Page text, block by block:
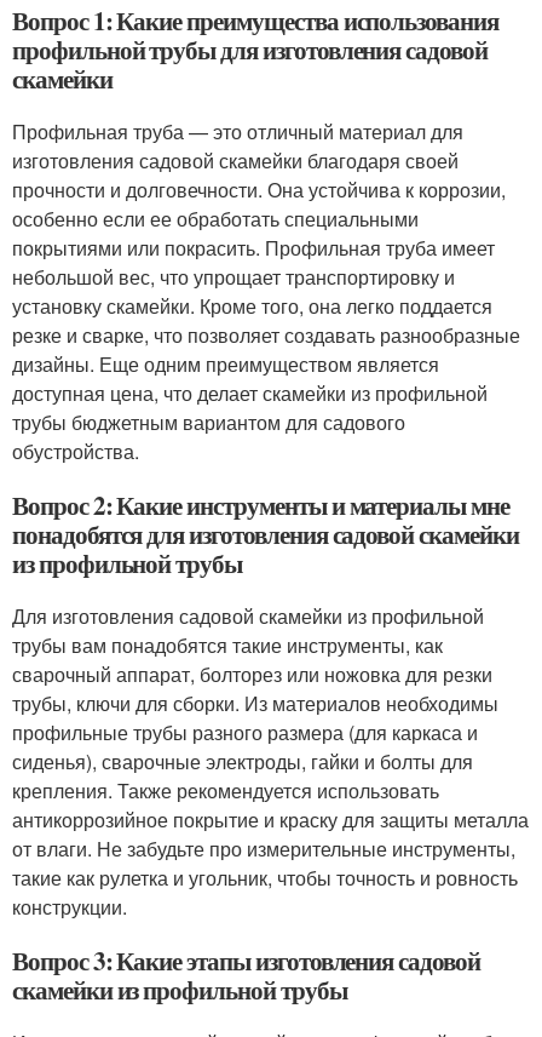
Вопрос 1: Какие преимущества использования
профильной трубы для изготовления садовой
скамейки
Профильная труба — это отличный материал для
изготовления садовой скамейки благодаря своей
прочности и долговечности. Она устойчива к коррозии,
особенно если ее обработать специальными
покрытиями или покрасить. Профильная труба имеет
небольшой вес, что упрощает транспортировку и
установку скамейки. Кроме того, она легко поддается
резке и сварке, что позволяет создавать разнообразные
дизайны. Еще одним преимуществом является
доступная цена, что делает скамейки из профильной
трубы бюджетным вариантом для садового
обустройства.
Вопрос 2: Какие инструменты и материалы мне
понадобятся для изготовления садовой скамейки
из профильной трубы
Для изготовления садовой скамейки из профильной
трубы вам понадобятся такие инструменты, как
сварочный аппарат, болторез или ножовка для резки
трубы, ключи для сборки. Из материалов необходимы
профильные трубы разного размера (для каркаса и
сиденья), сварочные электроды, гайки и болты для
крепления. Также рекомендуется использовать
антикоррозийное покрытие и краску для защиты металла
от влаги. Не забудьте про измерительные инструменты,
такие как рулетка и угольник, чтобы точность и ровность
конструкции.
Вопрос 3: Какие этапы изготовления садовой
скамейки из профильной трубы